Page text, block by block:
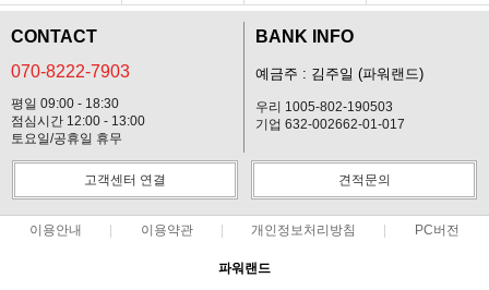
CONTACT
070-8222-7903
평일 09:00 - 18:30
점심시간 12:00 - 13:00
토요일/공휴일 휴무
BANK INFO
예금주 : 김주일 (파워랜드)
우리 1005-802-190503
기업 632-002662-01-017
고객센터 연결 견적문의
이용안내 이용약관 개인정보처리방침 PC버전
파워랜드